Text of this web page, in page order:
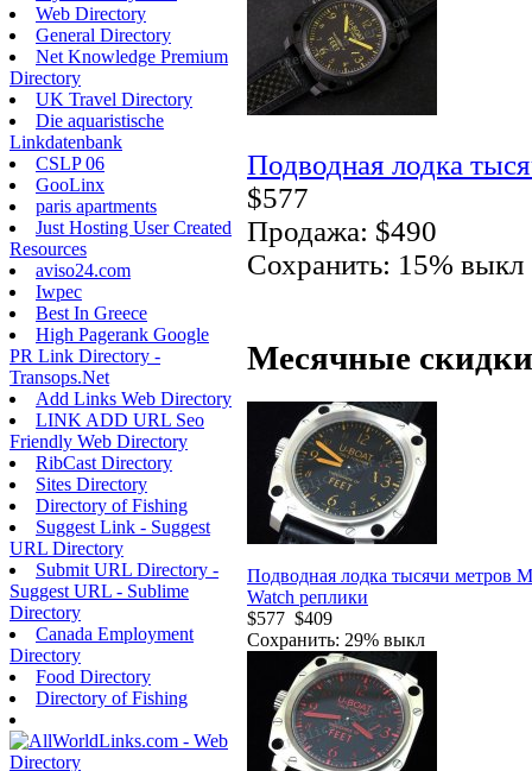
Web Directory
General Directory
Net Knowledge Premium
Directory
UK Travel Directory
Die aquaristische
Linkdatenbank
CSLP 06
GooLinx
paris apartments
Just Hosting User Created
Resources
aviso24.com
Iwpec
Best In Greece
High Pagerank Google
PR Link Directory -
Transops.Net
Add Links Web Directory
LINK ADD URL Seo
Friendly Web Directory
RibCast Directory
Sites Directory
Directory of Fishing
Suggest Link - Suggest
URL Directory
Submit URL Directory -
Suggest URL - Sublime
Directory
Canada Employment
Directory
Food Directory
Directory of Fishing
Подводная лодка
$577
Продажа: $490
Сохранить: 15% выкл
Месячные
Подводная лодка тысячи метров
Watch реплики
$577 $409
Сохранить: 29% выкл